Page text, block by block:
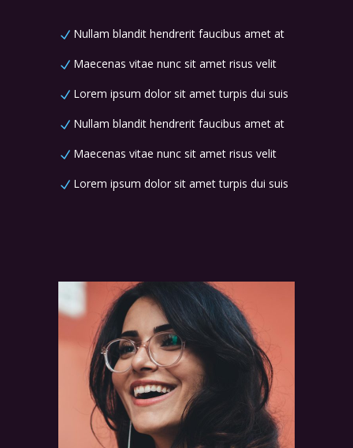
Nullam blandit hendrerit faucibus amet at
Maecenas vitae nunc sit amet risus velit
Lorem ipsum dolor sit amet turpis dui suis
Nullam blandit hendrerit faucibus amet at
Maecenas vitae nunc sit amet risus velit
Lorem ipsum dolor sit amet turpis dui suis